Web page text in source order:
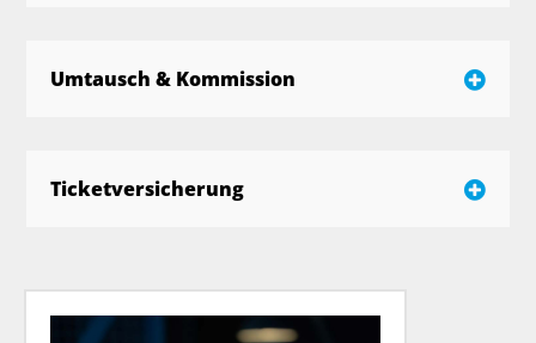
Umtausch & Kommission
Ticketversicherung